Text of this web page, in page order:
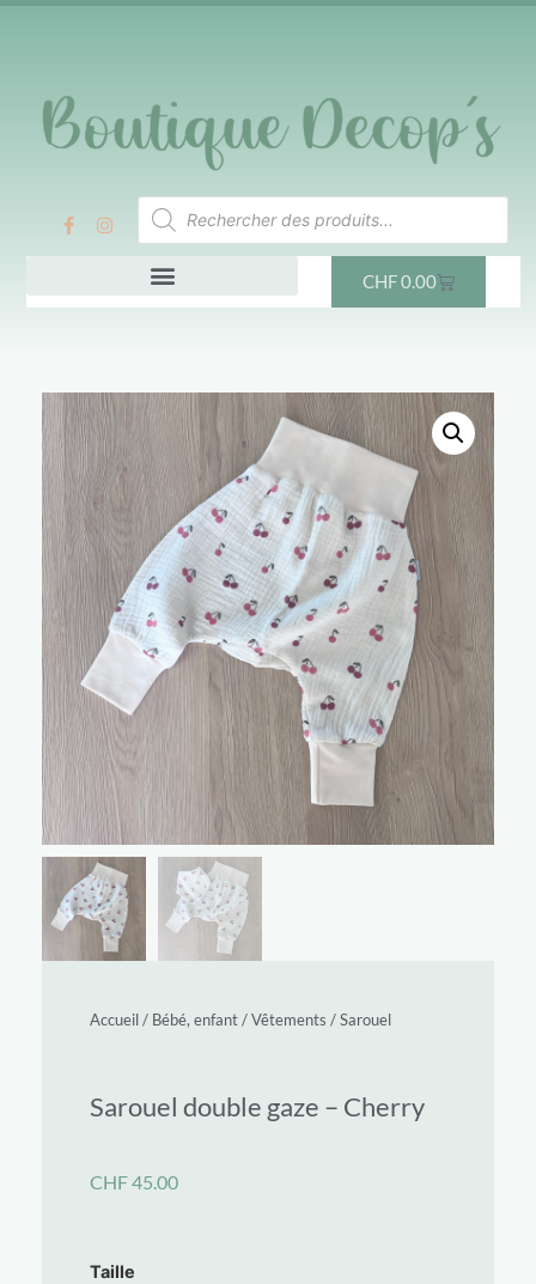
CHF0.00
Accueil/ Bébé, enfant/Vêtements /Sarouel
Sarouel double gaze – Cherry
CHF45.00
Taille